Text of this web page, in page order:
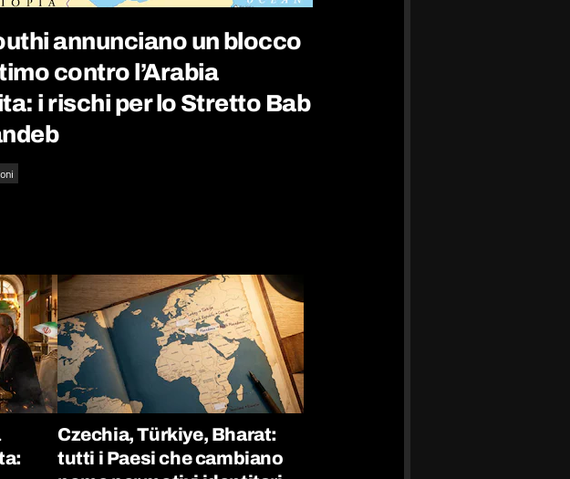
annunciano un blocco
contro l’Arabia
i rischi per lo Stretto Bab
Czechia, Türkiye, Bharat:
tutti i Paesi che cambiano